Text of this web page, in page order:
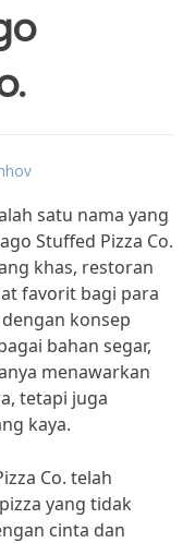
satu nama yang
Stuffed Pizza Co.
khas, restoran
favorit bagi para
konsep
bahan segar,
menawarkan
tetapi juga
kaya.
Co. telah
yang tidak
cinta dan